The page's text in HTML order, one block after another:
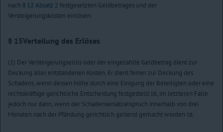
nach § 12 Absatz 2 festgesetzten Geldbetrages und der
Versteigerungskosten einlösen.
§ 15Verteilung des Erlöses
(1) Der Versteigerungserlös oder der eingezahlte Geldbetrag dient zur
Deckung aller entstandenen Kosten. Er dient ferner zur Deckung des
Schadens, wenn dessen Höhe durch eine Einigung der Beteiligten oder eine
rechtskräftige gerichtliche Entscheidung festgestellt ist, im letzteren Falle
jedoch nur dann, wenn der Schadensersatzanspruch innerhalb von drei
Monaten nach der Pfändung gerichtlich geltend gemacht worden ist.